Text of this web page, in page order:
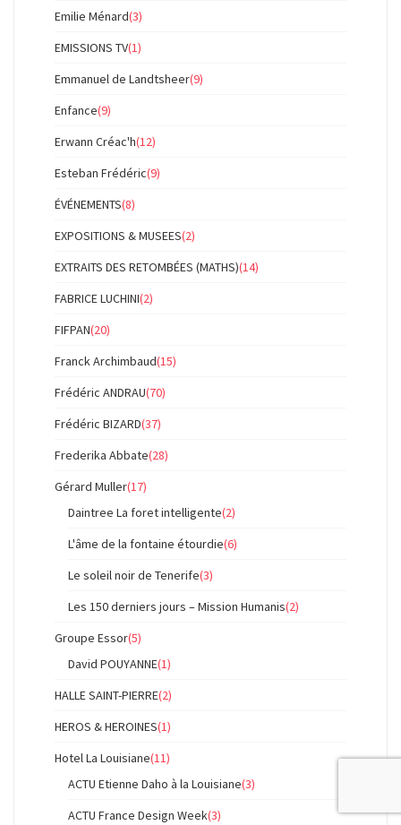
Emilie Ménard(3)
EMISSIONS TV(1)
Emmanuel de Landtsheer(9)
Enfance(9)
Erwann Créac'h(12)
Esteban Frédéric(9)
ÉVÉNEMENTS(8)
EXPOSITIONS & MUSEES(2)
EXTRAITS DES RETOMBÉES (MATHS)(14)
FABRICE LUCHINI(2)
FIFPAN(20)
Franck Archimbaud(15)
Frédéric ANDRAU(70)
Frédéric BIZARD(37)
Frederika Abbate(28)
Gérard Muller(17)
Daintree La foret intelligente(2)
L'âme de la fontaine étourdie(6)
Le soleil noir de Tenerife(3)
Les 150 derniers jours – Mission Humanis(2)
Groupe Essor(5)
David POUYANNE(1)
HALLE SAINT-PIERRE(2)
HEROS & HEROINES(1)
Hotel La Louisiane(11)
ACTU Etienne Daho à la Louisiane(3)
ACTU France Design Week(3)